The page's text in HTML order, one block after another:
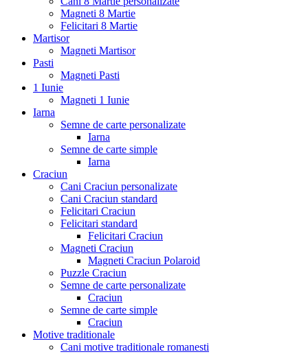
Magneti 8 Martie
Felicitari 8 Martie
Martisor
Magneti Martisor
Pasti
Magneti Pasti
1 Iunie
Magneti 1 Iunie
Iarna
Semne de carte personalizate
Iarna
Semne de carte simple
Iarna
Craciun
Cani Craciun personalizate
Cani Craciun standard
Felicitari Craciun
Felicitari standard
Felicitari Craciun
Magneti Craciun
Magneti Craciun Polaroid
Puzzle Craciun
Semne de carte personalizate
Craciun
Semne de carte simple
Craciun
Motive traditionale
Cani motive traditionale romanesti